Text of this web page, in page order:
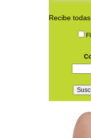
Recibe